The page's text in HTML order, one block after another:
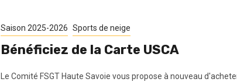
Saison 2025-2026 Sports de neige
Bénéficiez de la Carte USCA
Le Comité FSGT Haute Savoie vous propose à nouveau